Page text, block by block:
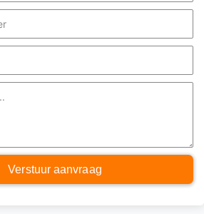
Verstuur aanvraag